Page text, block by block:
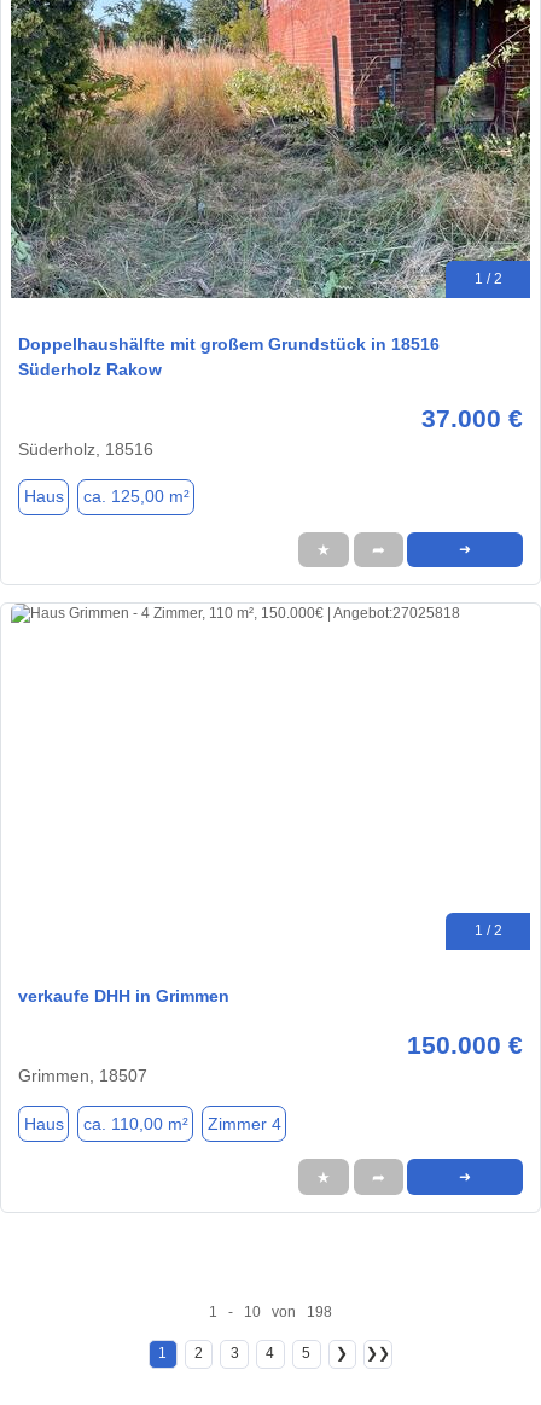
1 / 2
Doppelhaushälfte mit großem Grundstück in 18516
Süderholz Rakow
37.000 €
Süderholz, 18516
Haus ca. 125,00 m²
★ ➦ ➜
1 / 2
verkaufe DHH in Grimmen
150.000 €
Grimmen, 18507
Haus ca. 110,00 m² Zimmer 4
★ ➦ ➜
1 - 10 von 198
1 2 3 4 5 ❯ ❯❯